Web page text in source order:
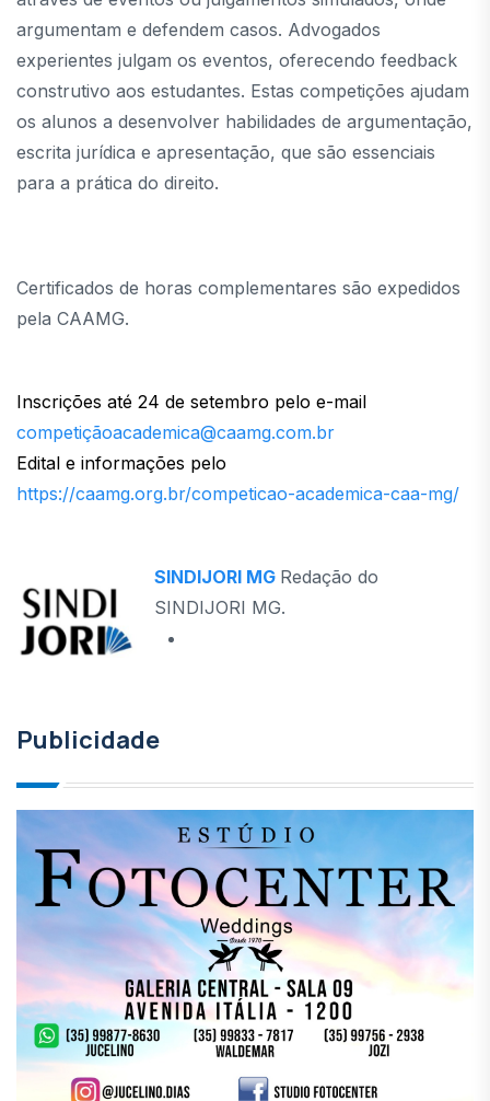
argumentam e defendem casos. Advogados
experientes julgam os eventos, oferecendo feedback
construtivo aos estudantes. Estas competições ajudam
os alunos a desenvolver habilidades de argumentação,
escrita jurídica e apresentação, que são essenciais
para a prática do direito.
Certificados de horas complementares são expedidos
pela CAAMG.
Inscrições até 24 de setembro pelo e-mail
competiçãoacademica@caamg.com.br
Edital e informações pelo
https://caamg.org.br/competicao-academica-caa-mg/
SINDIJORI MG Redação do
SINDIJORI MG.
Publicidade